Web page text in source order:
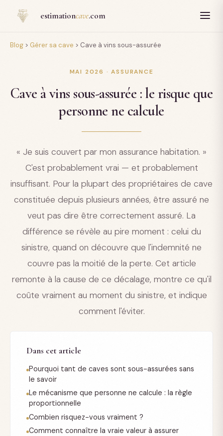
estimationcave.com
Blog > Gérer sa cave > Cave à vins sous-assurée
MAI 2026 · ASSURANCE
Cave à vins sous-assurée : le risque que
personne ne calcule
« Je suis couvert par mon assurance habitation. »
C'est probablement vrai — et probablement
insuffisant. Pour la plupart des propriétaires de cave
constituée depuis plusieurs années, être assuré ne
veut pas dire être correctement assuré. La
différence se révèle au pire moment : celui du
sinistre, quand on découvre que l'indemnité ne
couvre pas la moitié de la perte. Cet article
remonte à la cause de ce décalage, montre ce qu'il
coûte vraiment au moment du sinistre, et indique
comment l'éviter.
Dans cet article
Pourquoi tant de caves sont sous-assurées sans
le savoir
Le mécanisme que personne ne calcule : la règle
proportionnelle
Combien risquez-vous vraiment ?
Comment connaître la vraie valeur à assurer